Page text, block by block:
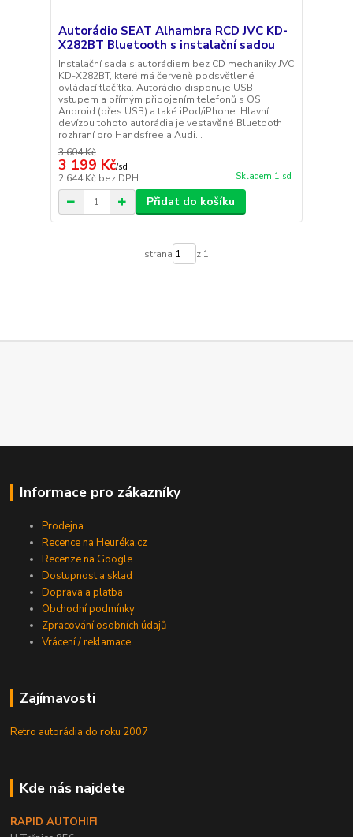
Autorádio SEAT Alhambra RCD JVC KD-
X282BT Bluetooth s instalační sadou
Instalační sada s autorádiem bez CD mechaniky JVC
KD-X282BT, které má červeně podsvětlené
ovládací tlačítka. Autorádio disponuje USB
vstupem a přímým připojením telefonů s OS
Android (přes USB) a také iPod/iPhone. Hlavní
devízou tohoto autorádia je vestavěné Bluetooth
rozhraní pro Handsfree a Audi...
3 604 Kč
3 199 Kč/sd
2 644 Kč bez DPH Skladem 1 sd
Přidat do košíku
strana z 1
Informace pro zákazníky
Prodejna
Recence na Heuréka.cz
Recenze na Google
Dostupnost a sklad
Doprava a platba
Obchodní podmínky
Zpracování osobních údajů
Vrácení / reklamace
Zajímavosti
Retro autorádia do roku 2007
Kde nás najdete
RAPID AUTOHIFI